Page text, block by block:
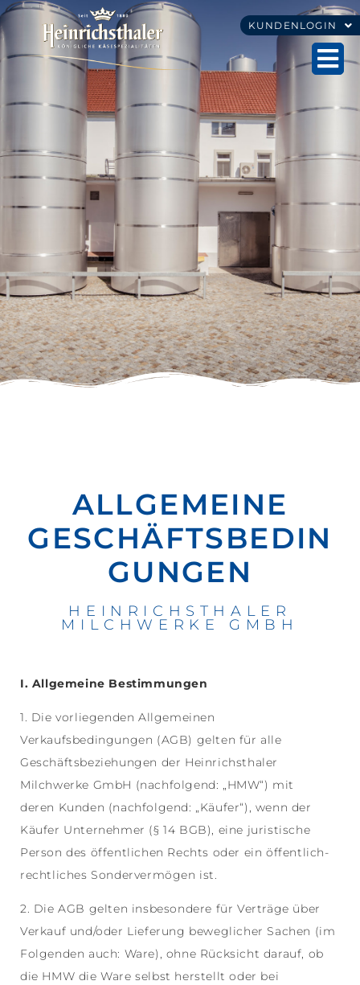
KUNDENLOGIN
ALLGEMEINE
GESCHÄFTSBEDIN
GUNGEN
HEINRICHSTHALER
MILCHWERKE GMBH
I. Allgemeine Bestimmungen
1. Die vorliegenden Allgemeinen
Verkaufsbedingungen (AGB) gelten für alle
Geschäftsbeziehungen der Heinrichsthaler
Milchwerke GmbH (nachfolgend: „HMW“) mit
deren Kunden (nachfolgend: „Käufer“), wenn der
Käufer Unternehmer (§ 14 BGB), eine juristische
Person des öffentlichen Rechts oder ein öffentlich-
rechtliches Sondervermögen ist.
2. Die AGB gelten insbesondere für Verträge über
Verkauf und/oder Lieferung beweglicher Sachen (im
Folgenden auch: Ware), ohne Rücksicht darauf, ob
die HMW die Ware selbst herstellt oder bei